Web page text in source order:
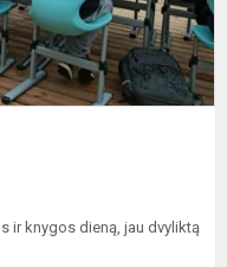
ir knygos dieną, jau dvyliktą